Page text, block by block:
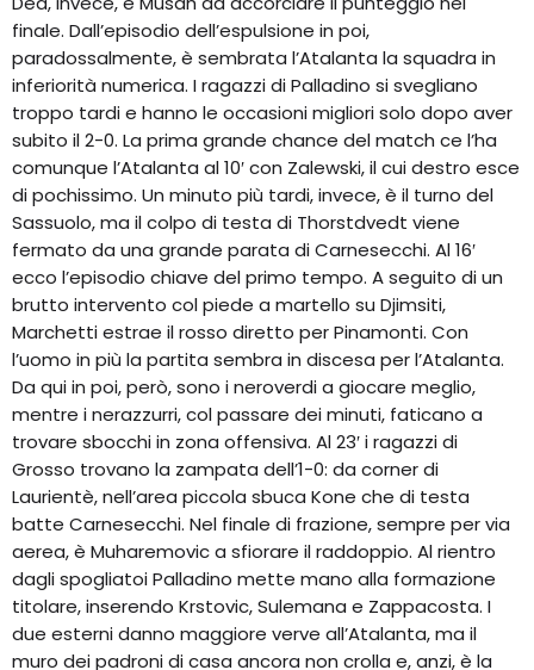
finale. Dall’episodio dell’espulsione in poi,
paradossalmente, è sembrata l’Atalanta la squadra in
inferiorità numerica. I ragazzi di Palladino si svegliano
troppo tardi e hanno le occasioni migliori solo dopo aver
subito il 2-0. La prima grande chance del match ce l’ha
comunque l’Atalanta al 10′ con Zalewski, il cui destro esce
di pochissimo. Un minuto più tardi, invece, è il turno del
Sassuolo, ma il colpo di testa di Thorstdvedt viene
fermato da una grande parata di Carnesecchi. Al 16′
ecco l’episodio chiave del primo tempo. A seguito di un
brutto intervento col piede a martello su Djimsiti,
Marchetti estrae il rosso diretto per Pinamonti. Con
l’uomo in più la partita sembra in discesa per l’Atalanta.
Da qui in poi, però, sono i neroverdi a giocare meglio,
mentre i nerazzurri, col passare dei minuti, faticano a
trovare sbocchi in zona offensiva. Al 23′ i ragazzi di
Grosso trovano la zampata dell’1-0: da corner di
Laurientè, nell’area piccola sbuca Kone che di testa
batte Carnesecchi. Nel finale di frazione, sempre per via
aerea, è Muharemovic a sfiorare il raddoppio. Al rientro
dagli spogliatoi Palladino mette mano alla formazione
titolare, inserendo Krstovic, Sulemana e Zappacosta. I
due esterni danno maggiore verve all’Atalanta, ma il
muro dei padroni di casa ancora non crolla e, anzi, è la